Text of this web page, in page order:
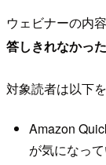
ウェビナーの内
答しきれなかっ
対象読者は以下
Amazon
が気になっ